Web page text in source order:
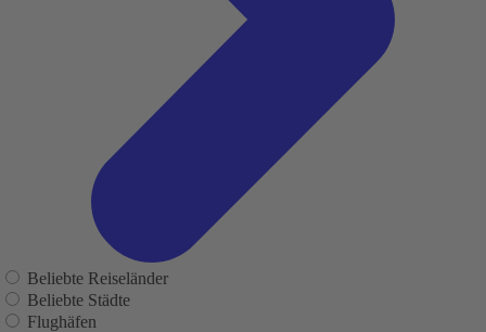
Beliebte Reiseländer
Beliebte Städte
Flughäfen